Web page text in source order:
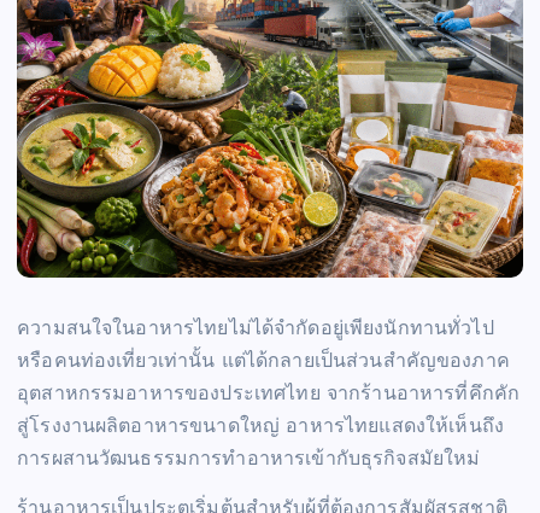
ความสนใจในอาหารไทยไม่ได้จำกัดอยู่เพียงนักทานทั่วไป
หรือคนท่องเที่ยวเท่านั้น แต่ได้กลายเป็นส่วนสำคัญของภาค
อุตสาหกรรมอาหารของประเทศไทย จากร้านอาหารที่คึกคัก
สู่โรงงานผลิตอาหารขนาดใหญ่ อาหารไทยแสดงให้เห็นถึง
การผสานวัฒนธรรมการทำอาหารเข้ากับธุรกิจสมัยใหม่